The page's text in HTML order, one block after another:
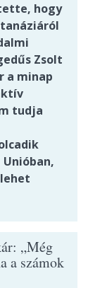
hogy
Zsolt
a minap
tudja
„Még
a számok